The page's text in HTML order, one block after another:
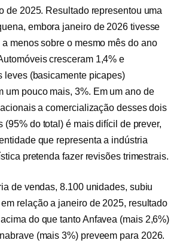
de 2025. Resultado representou uma
embora janeiro de 2026 tivesse
a menos sobre o mesmo mês do ano
cresceram 1,4% e
leves (basicamente picapes)
um pouco mais, 3%. Em um ano de
a comercialização desses dois
(95% do total) é mais difícil de prever,
que representa a indústria
pretenda fazer revisões trimestrais.
de vendas, 8.100 unidades, subiu
relação a janeiro de 2025, resultado
do que tanto Anfavea (mais 2,6%)
(mais 3%) preveem para 2026.